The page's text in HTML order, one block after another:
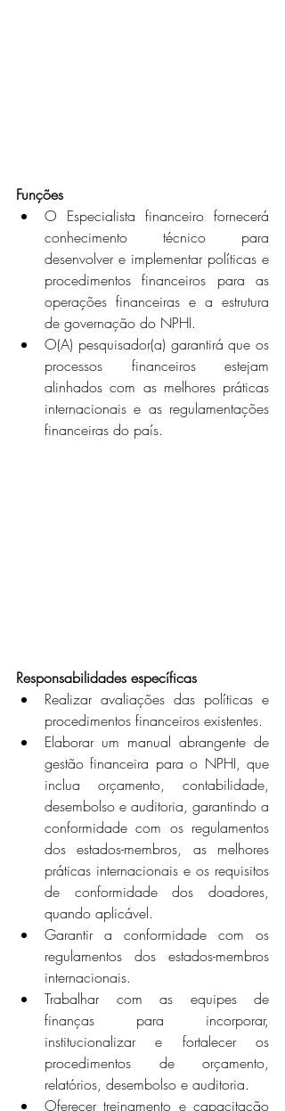
Funções
O Especialista financeiro fornecerá
conhecimento técnico para
desenvolver e implementar políticas e
procedimentos financeiros para as
operações financeiras e a estrutura
de governação do NPHI.
O(A) pesquisador(a) garantirá que os
processos financeiros estejam
alinhados com as melhores práticas
internacionais e as regulamentações
financeiras do país.
Responsabilidades específicas
Realizar avaliações das políticas e
procedimentos financeiros existentes.
Elaborar um manual abrangente de
gestão financeira para o NPHI, que
inclua orçamento, contabilidade,
desembolso e auditoria, garantindo a
conformidade com os regulamentos
dos estados-membros, as melhores
práticas internacionais e os requisitos
de conformidade dos doadores,
quando aplicável.
Garantir a conformidade com os
regulamentos dos estados-membros
internacionais.
Trabalhar com as equipes de
finanças para incorporar,
institucionalizar e fortalecer os
procedimentos de orçamento,
relatórios, desembolso e auditoria.
Oferecer treinamento e capacitação